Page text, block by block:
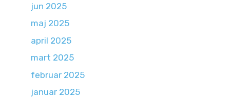
jun 2025
maj 2025
april 2025
mart 2025
februar 2025
januar 2025